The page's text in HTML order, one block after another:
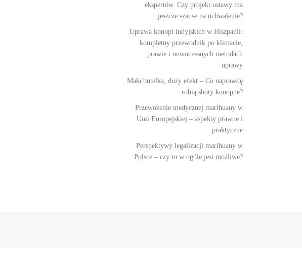
ekspertów. Czy projekt ustawy ma
jeszcze szanse na uchwalenie?
Uprawa konopi indyjskich w Hiszpanii:
kompletny przewodnik po klimacie,
prawie i nowoczesnych metodach
uprawy
Mała butelka, duży efekt – Co naprawdę
robią shoty konopne?
Przewożenie medycznej marihuany w
Unii Europejskiej – aspekty prawne i
praktyczne
Perspektywy legalizacji marihuany w
Polsce – czy to w ogóle jest możliwe?